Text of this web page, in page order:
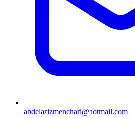
abdelazizmenchari@hotmail.com